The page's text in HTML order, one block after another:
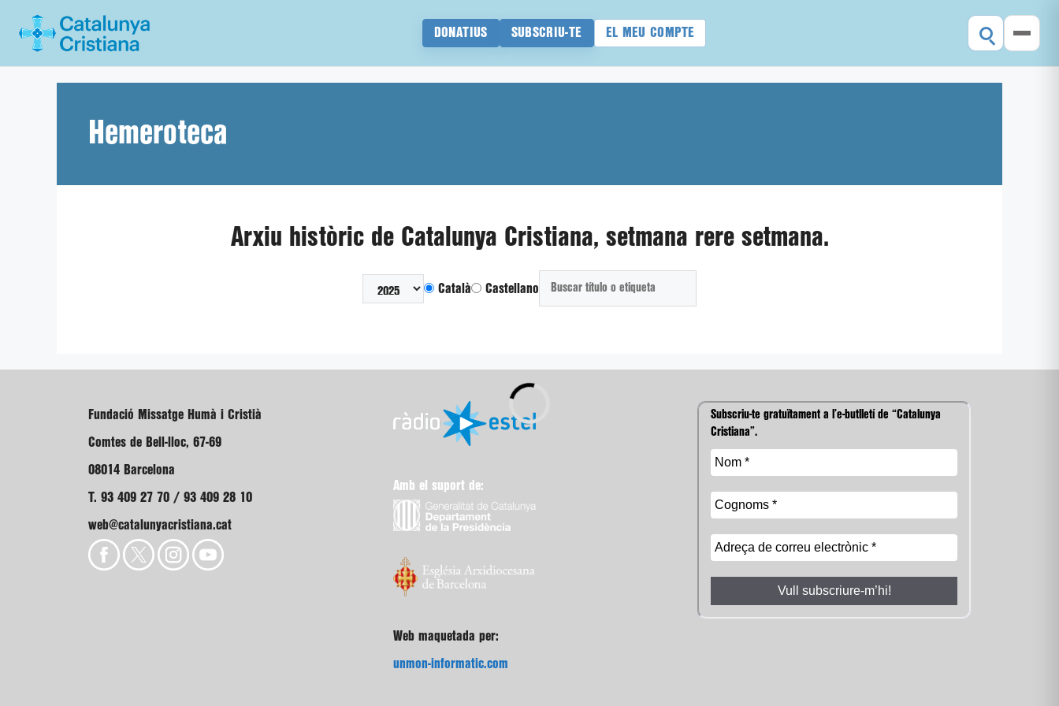
DONATIUS SUBSCRIU-TE EL MEU COMPTE
Hemeroteca
Arxiu històric de Catalunya Cristiana, setmana rere setmana.
Català Castellano
Fundació Missatge Humà i Cristià
Comtes de Bell-lloc, 67-69
08014 Barcelona
T. 93 409 27 70 / 93 409 28 10
web@catalunyacristiana.cat
Amb el suport de:
Web maquetada per:
unmon-informatic.com
Subscriu-te gratuïtament a l’e-butlletí de “Catalunya
Cristiana”.